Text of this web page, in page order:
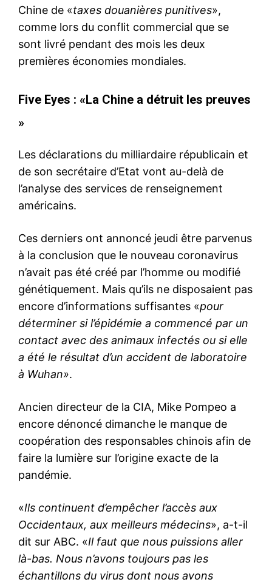
Chine de «taxes douanières punitives»,
comme lors du conflit commercial que se
sont livré pendant des mois les deux
premières économies mondiales.
Five Eyes : «La Chine a détruit les preuves
»
Les déclarations du milliardaire républicain et
de son secrétaire d’Etat vont au-delà de
l’analyse des services de renseignement
américains.
Ces derniers ont annoncé jeudi être parvenus
à la conclusion que le nouveau coronavirus
n’avait pas été créé par l’homme ou modifié
génétiquement. Mais qu’ils ne disposaient pas
encore d’informations suffisantes «pour
déterminer si l’épidémie a commencé par un
contact avec des animaux infectés ou si elle
a été le résultat d’un accident de laboratoire
à Wuhan».
Ancien directeur de la CIA, Mike Pompeo a
encore dénoncé dimanche le manque de
coopération des responsables chinois afin de
faire la lumière sur l’origine exacte de la
pandémie.
«Ils continuent d’empêcher l’accès aux
Occidentaux, aux meilleurs médecins», a-t-il
dit sur ABC. «Il faut que nous puissions aller
là-bas. Nous n’avons toujours pas les
échantillons du virus dont nous avons